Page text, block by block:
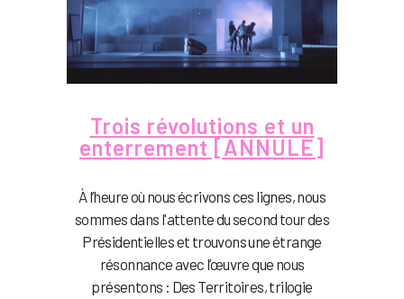
Trois révolutions et un
enterrement [ANNULÉ]
À l’heure où nous écrivons ces lignes, nous
sommes dans l'attente du second tour des
Présidentielles et trouvons une étrange
résonnance avec l’œuvre que nous
présentons : Des Territoires, trilogie